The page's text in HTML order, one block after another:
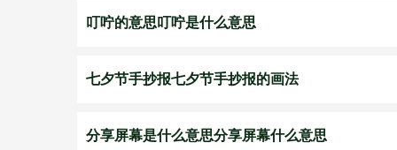
叮咛的意思叮咛是什么意思
七夕节手抄报七夕节手抄报的画法
分享屏幕是什么意思分享屏幕什么意思